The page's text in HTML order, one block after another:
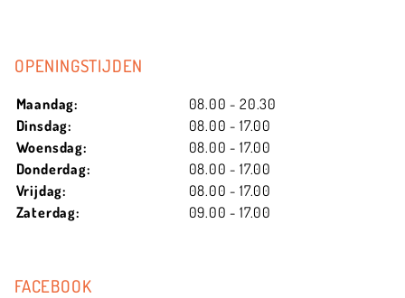
OPENINGSTIJDEN
Maandag:
08.00 - 20.30
Dinsdag:
08.00 - 17.00
Woensdag:
08.00 - 17.00
Donderdag:
08.00 - 17.00
Vrijdag:
08.00 - 17.00
Zaterdag:
09.00 - 17.00
FACEBOOK